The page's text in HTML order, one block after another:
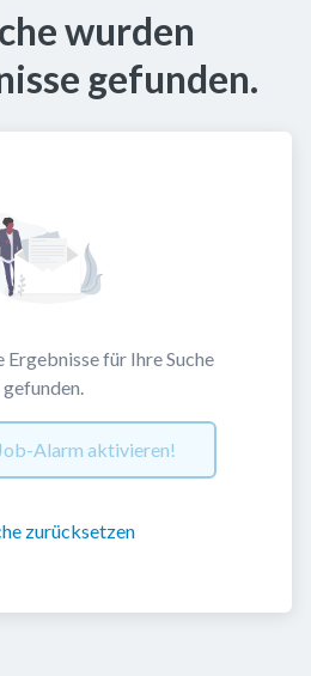
wurden
gefunden.
Ergebnisse für Ihre Suche
gefunden.
Alarm aktivieren!
zurücksetzen